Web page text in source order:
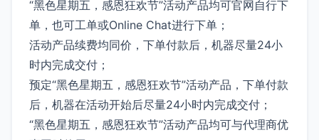
“黑色星期五，感恩狂欢节”活动产品均可官网自行下
单，也可工单或Online Chat进行下单；
活动产品续费均同价，下单付款后，机器尽量24小
时内完成交付；
预定“黑色星期五，感恩狂欢节”活动产品，下单付款
后，机器在活动开始后尽量24小时内完成交付；
“黑色星期五，感恩狂欢节”活动产品均可与代理商优